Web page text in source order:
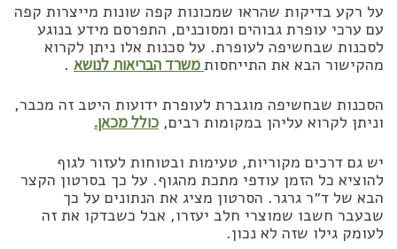
על רקע בדיקות שהראו שמכונות קפה שונות מייצרות קפה
עם ערכי עופרת גבוהים ומסוכנים, התפרסם מידע בנוגע
לסכנות שבחשיפה לעופרת. על סכנות אלו ניתן לקרוא
מהקישור הבא את התייחסותמשרד הבריאות לנושא .
הסכנות שבחשיפה מוגברת לעופרת ידועות היטב זה מכבר,
וניתן לקרוא עליהן במקומות רבים, כולל מכאן.
יש גם דרכים מקוריות, טעימות ובטוחות לעזור לגוף
להוציא כל הזמן עודפי מתכת מהגוף. על כך בסרטון הקצר
הבא של ד״ר גרגר. הסרטון מציג את הנתונים על כך
שבעבר חשבו שמוצרי חלב יעזרו, אבל כשבדקו את זה
לעומק גילו שזה לא נכון.